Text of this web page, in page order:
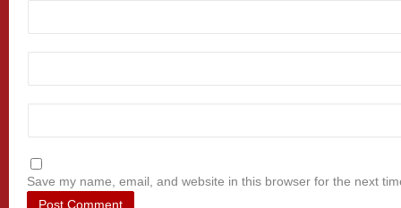
Save my name, email, and website in this browser for the next